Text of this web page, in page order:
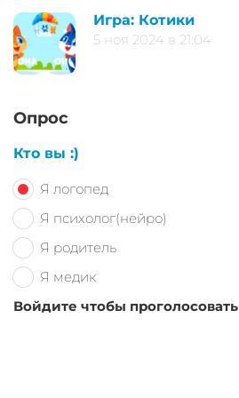
Игра: Котики
5 ноя 2024 в 21:04
Опрос
Кто вы :)
Я логопед
Я психолог(нейро)
Я родитель
Я медик
Войдите чтобы проголосовать